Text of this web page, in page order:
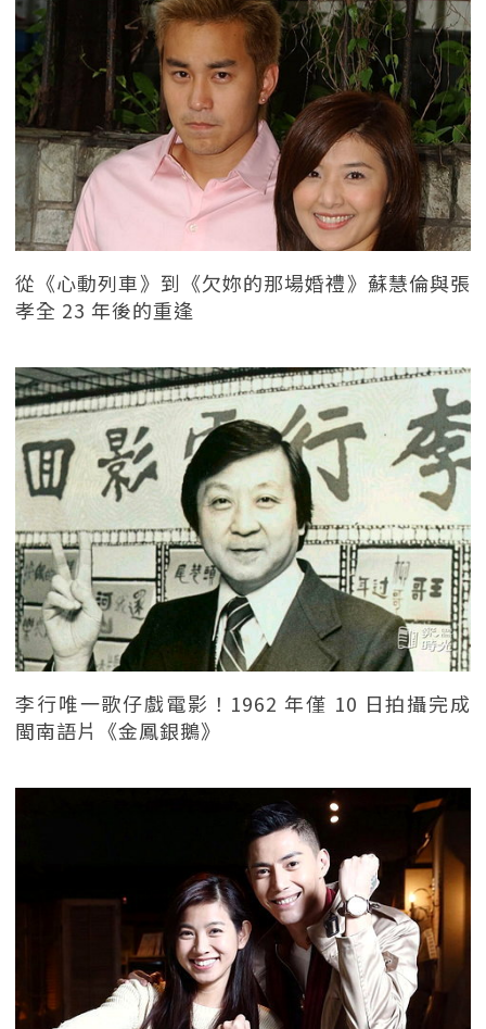
從《心動列車》到《欠妳的那場婚禮》蘇慧倫與張
孝全 23 年後的重逢
李行唯一歌仔戲電影！1962 年僅 10 日拍攝完成
閩南語片《金鳳銀鵝》